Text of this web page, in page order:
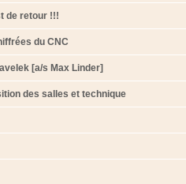
de retour !!!
du CNC
[a/s Max Linder]
des salles et technique